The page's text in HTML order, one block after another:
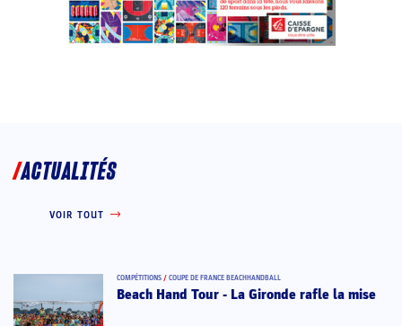
ACTUALITÉS
VOIR TOUT
COMPÉTITIONS / COUPE DE FRANCE BEACHHANDBALL
Beach Hand Tour - La Gironde rafle la mise